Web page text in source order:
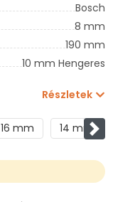
Bosch
8 mm
190 mm
10 mm Hengeres
Részletek
16 mm 14 mm